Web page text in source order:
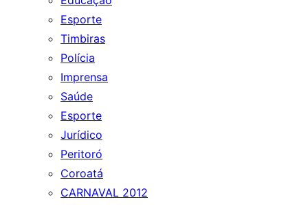
Esporte
Timbiras
Polícia
Imprensa
Saúde
Esporte
Jurídico
Peritoró
Coroatá
CARNAVAL 2012